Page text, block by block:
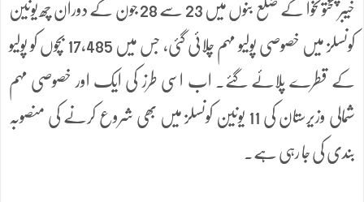
خیبر پختونخوا کے ضلع بنوں میں 23 سے 28 جون کے دوران چھ یونین
کونسلز میں خصوصی پولیو مہم چلائی گئی، جس میں 17,485 بچوں کو پولیو
کے قطرے پلائے گئے۔ اب اسی طرز کی ایک اور خصوصی مہم
شمالی وزیرستان کی 11 یونین کونسلز میں بھی شروع کرنے کی منصوبہ
بندی کی جا رہی ہے۔